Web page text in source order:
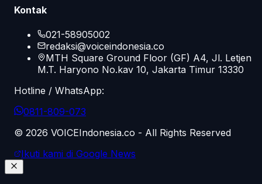
Kontak
021-58905002
redaksi@voiceindonesia.co
MTH Square Ground Floor (GF) A4, Jl. Letjen
M.T. Haryono No.kav 10, Jakarta Timur 13330
Hotline / WhatsApp:
0811-809-073
© 2026 VOICEIndonesia.co - All Rights Reserved
Ikuti kami di Google News